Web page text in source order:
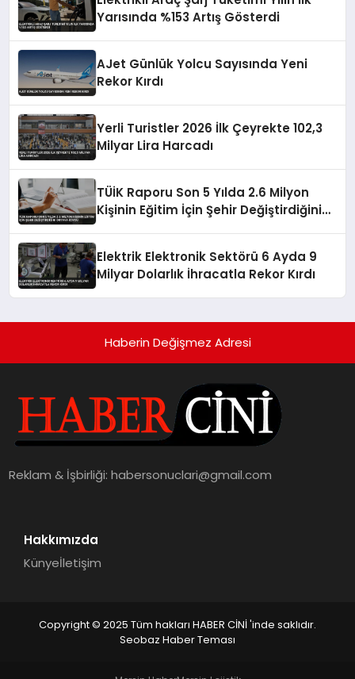
Yarısında %153 Artış Gösterdi
AJet Günlük Yolcu Sayısında Yeni
Rekor Kırdı
Yerli Turistler 2026 İlk Çeyrekte 102,3
Milyar Lira Harcadı
TÜİK Raporu Son 5 Yılda 2.6 Milyon
Kişinin Eğitim İçin Şehir Değiştirdiğini
Elektrik Elektronik Sektörü 6 Ayda 9
Milyar Dolarlık İhracatla Rekor Kırdı
Haberin Değişmez Adresi
Reklam & İşbirliği:habersonuclari@gmail.com
Hakkımızda
Künyeİletişim
Copyright © 2025 Tüm hakları HABER CİNİ 'inde saklıdır.
Seobaz Haber Teması